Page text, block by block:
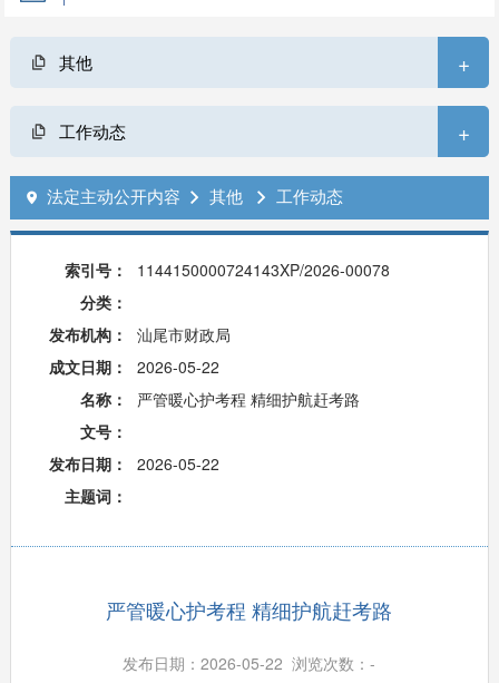
其他 +
工作动态 +
 法定主动公开内容  其他  工作动态
索引号：
1144150000724143XP/2026-00078
分类：
发布机构：
汕尾市财政局
成文日期：
2026-05-22
名称：
严管暖心护考程 精细护航赶考路
文号：
发布日期：
2026-05-22
主题词：
严管暖心护考程 精细护航赶考路
发布日期：2026-05-22 浏览次数：-